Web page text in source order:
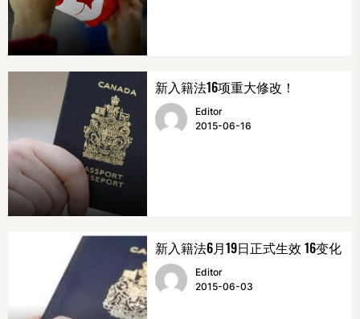
新入籍法16项重大修改！
Editor
2015-06-16
新入籍法6月19日正式生效 16变化
Editor
2015-06-03